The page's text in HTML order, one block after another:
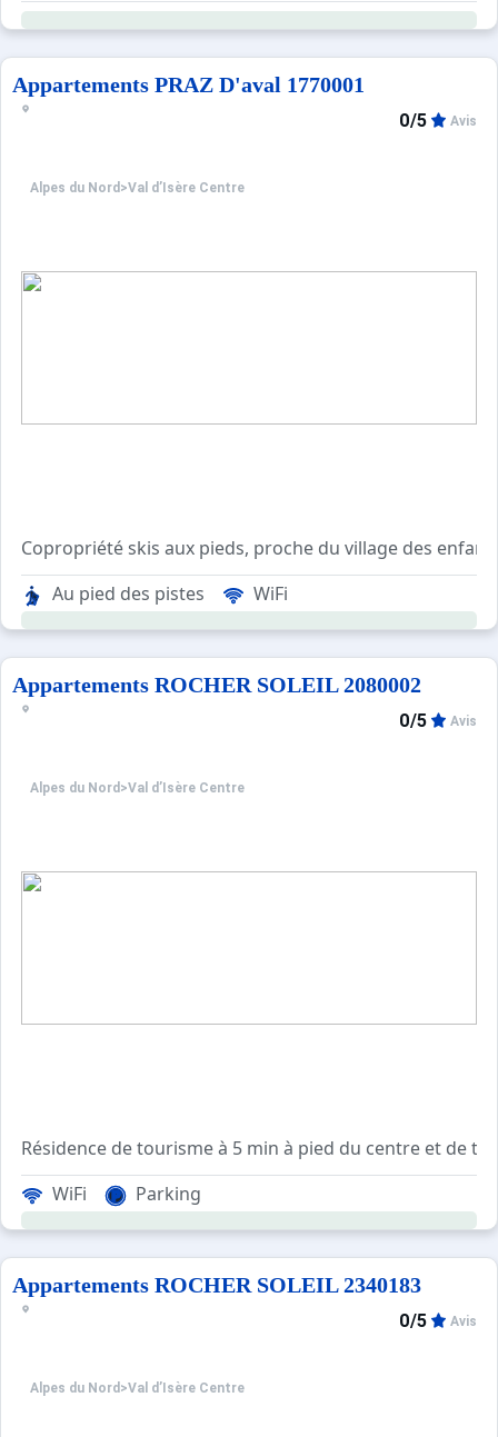
Appartements PRAZ D'aval 1770001
Alpes du Nord >Val d’Isère Centre
0/5 Avis
Copropriété skis aux pieds, proche du village des
Superette SPAR au niveau du Rond Point des Pistes.
Résidence sans ascenseur, sécurisée avec digicode.
Local à skis et local poubelle au rez-de-chaussée du
Parking couvert en face de la résidence.
Navette gratuite devant la résidence en direction de la
Au pied des pistes WiFi
Appartements ROCHER SOLEIL 2080002
Alpes du Nord >Val d’Isère Centre
0/5 Avis
Résidence de tourisme à 5 min à pied du centre et de
Résidence avec ascenseur, sécurisée avec digicode.
Casiers à ski au rez-de-chaussée du bâtiment.
Containers municipaux situés en dehors de la résidence.
Navette gratuite à quelques pas de la résidence en
WiFi Parking
Appartements ROCHER SOLEIL 2340183
Alpes du Nord >Val d’Isère Centre
0/5 Avis